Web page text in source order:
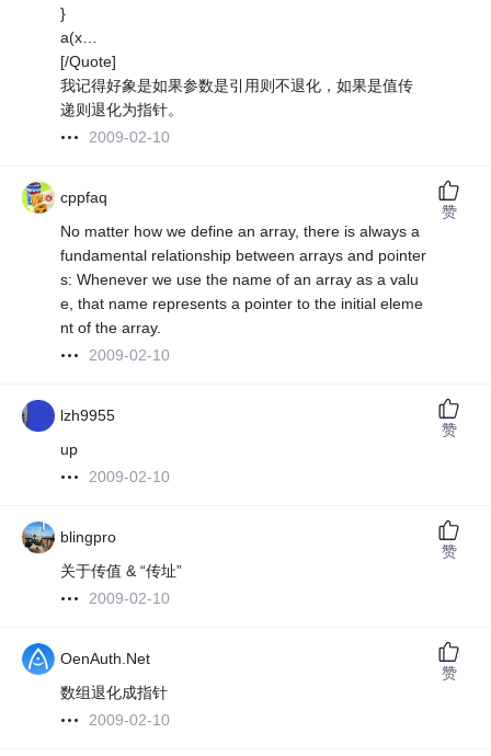
}
a(x…
[/Quote]
我记得好象是如果参数是引用则不退化，如果是值传
递则退化为指针。
2009-02-10
cppfaq
No matter how we define an array, there is always a
fundamental relationship between arrays and pointer
s: Whenever we use the name of an array as a valu
e, that name represents a pointer to the initial eleme
nt of the array.
2009-02-10
赞
lzh9955
up
2009-02-10
赞
blingpro
关于传值 & “传址”
2009-02-10
赞
OenAuth.Net
数组退化成指针
2009-02-10
赞